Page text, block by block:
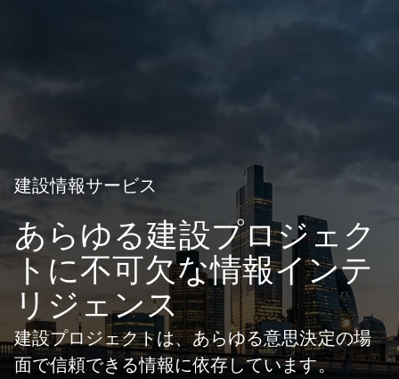
建設情報サービス
あらゆる建設プロジェク
トに不可欠な情報インテ
リジェンス
建設プロジェクトは、あらゆる意思決定の場
面で信頼できる情報に依存しています。